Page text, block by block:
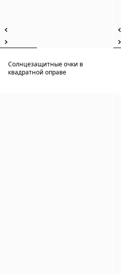
Солнцезащитные очки в
квадратной оправе